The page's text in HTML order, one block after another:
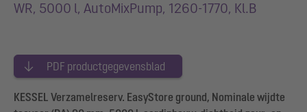
WR, 5000 l, AutoMixPump, 1260-1770, Kl.B
PDF productgegevensblad
KESSEL Verzamelreserv. EasyStore ground, Nominale wijdte